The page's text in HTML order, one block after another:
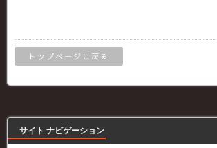
トップページに戻る
サイト ナビゲーション